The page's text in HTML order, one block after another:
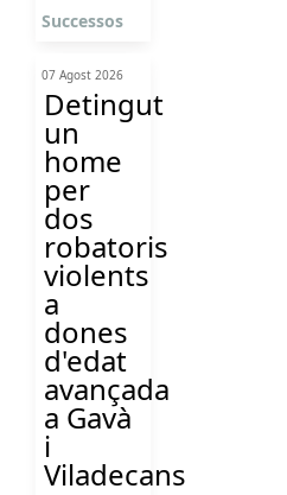
Successos
07 Agost 2026
Detingut
un
home
per
dos
robatoris
violents
a
dones
d'edat
avançada
a Gavà
i
Viladecans